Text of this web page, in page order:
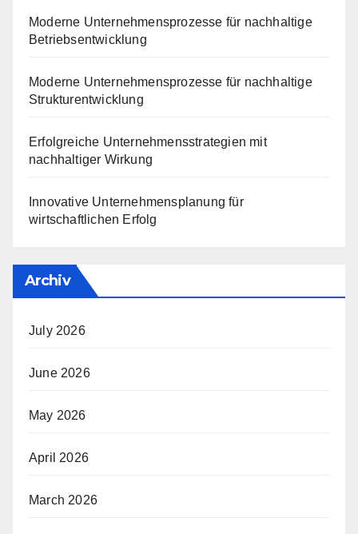
Moderne Unternehmensprozesse für nachhaltige
Betriebsentwicklung
Moderne Unternehmensprozesse für nachhaltige
Strukturentwicklung
Erfolgreiche Unternehmensstrategien mit
nachhaltiger Wirkung
Innovative Unternehmensplanung für
wirtschaftlichen Erfolg
Archiv
July 2026
June 2026
May 2026
April 2026
March 2026